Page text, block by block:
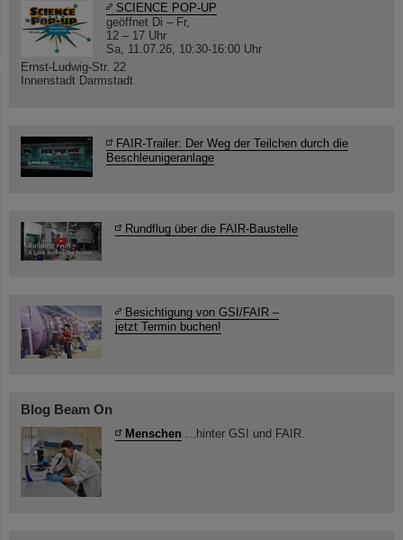
SCIENCE POP-UP
geöffnet Di – Fr,
12 – 17 Uhr
Sa, 11.07.26, 10:30-16:00 Uhr
Ernst-Ludwig-Str. 22
Innenstadt Darmstadt
FAIR-Trailer: Der Weg der Teilchen durch die
Beschleunigeranlage
Rundflug über die FAIR-Baustelle
Besichtigung von GSI/FAIR –
jetzt Termin buchen!
Blog Beam On
Menschen ...hinter GSI und FAIR.